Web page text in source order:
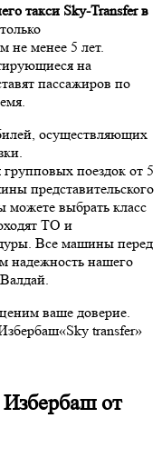
такси Sky-Transfer в
не менее 5 лет.
на
пассажиров по
осуществляющих
поездок от 5
представительского
можете выбрать класс
ТО и
Все машины перед
надежность нашего
ваше доверие.
transfer»
от